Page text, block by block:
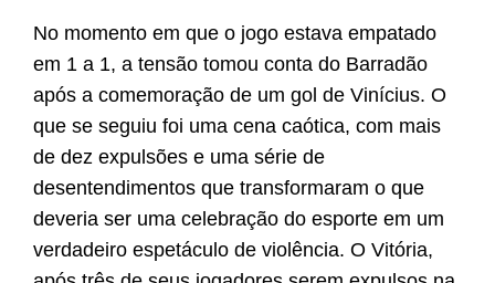
No momento em que o jogo estava empatado
em 1 a 1, a tensão tomou conta do Barradão
após a comemoração de um gol de Vinícius. O
que se seguiu foi uma cena caótica, com mais
de dez expulsões e uma série de
desentendimentos que transformaram o que
deveria ser uma celebração do esporte em um
verdadeiro espetáculo de violência. O Vitória,